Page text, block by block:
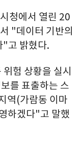
청에서 열린 20
"데이터 기반의
"고 밝혔다.
험 상황을 실시
를 표출하는 스
역(가람동 이마
하겠다"고 말했